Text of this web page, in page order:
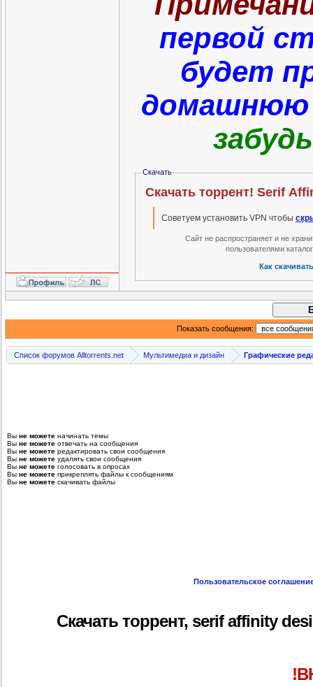
первой
будет
домашнюю
Скачать
Скачать торрент! Serif
Советуем установить VPN чтобы
Сайт не распространяет и не
пользователями
Как
Показать сообщения:
Список форумов Alltorrents.net Мультимедиа и дизайн Графические
Вы не можете начинать темы
Вы не можете отвечать на сообщения
Вы не можете редактировать свои сообщения
Вы не можете удалять свои сообщения
Вы не можете голосовать в опросах
Вы не можете прикреплять файлы к сообщениям
Вы не можете скачивать файлы
Пользовательское
Скачать торрент, serif affinity